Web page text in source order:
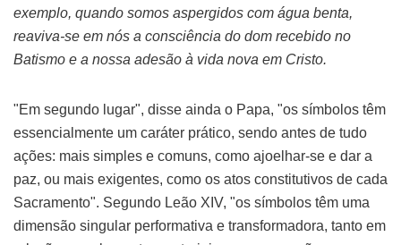
exemplo, quando somos aspergidos com água benta,
reaviva-se em nós a consciência do dom recebido no
Batismo e a nossa adesão à vida nova em Cristo.
"Em segundo lugar", disse ainda o Papa, "os símbolos têm
essencialmente um caráter prático, sendo antes de tudo
ações: mais simples e comuns, como ajoelhar-se e dar a
paz, ou mais exigentes, como os atos constitutivos de cada
Sacramento". Segundo Leão XIV, "os símbolos têm uma
dimensão singular performativa e transformadora, tanto em